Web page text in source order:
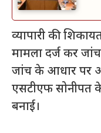
व्यापारी की
मामला दर्ज कर
जांच के आधार पर
एसटीएफ सोनीपत
बनाई।